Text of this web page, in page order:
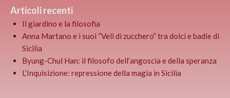
Articoli recenti
Il giardino e la filosofia
Anna Martano e i suoi “Veli di zucchero” tra dolci e badie di
Sicilia
Byung-Chul Han: il filosofo dell’angoscia e della speranza
L’Inquisizione: repressione della magia in Sicilia